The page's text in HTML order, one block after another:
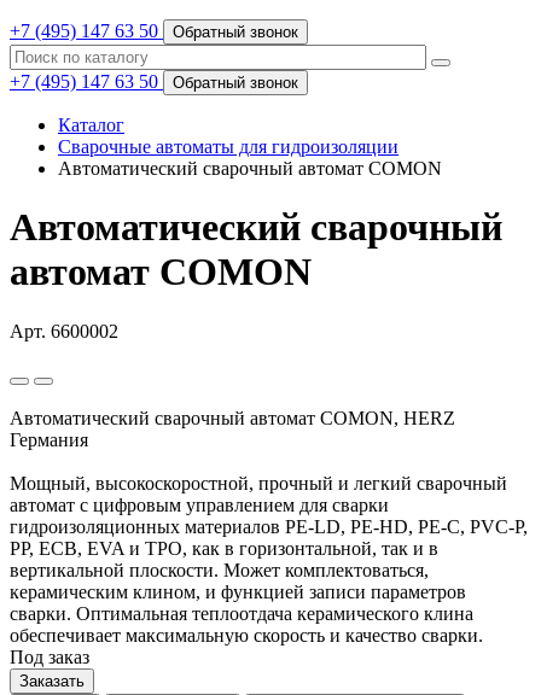
+7 (495) 147 63 50 Обратный звонок
+7 (495) 147 63 50 Обратный звонок
Каталог
Сварочные автоматы для гидроизоляции
Автоматический сварочный автомат COMON
Автоматический сварочный
автомат COMON
Арт. 6600002
Автоматический сварочный автомат COMON, HERZ
Германия
Мощный, высокоскоростной, прочный и легкий сварочный
автомат с цифровым управлением для сварки
гидроизоляционных материалов PE-LD, PE-HD, PE-C, PVC-P,
PP, ECB, EVA и TPO, как в горизонтальной, так и в
вертикальной плоскости. Может комплектоваться,
керамическим клином, и функцией записи параметров
сварки. Оптимальная теплоотдача керамического клина
обеспечивает максимальную скорость и качество сварки.
Под заказ
Заказать